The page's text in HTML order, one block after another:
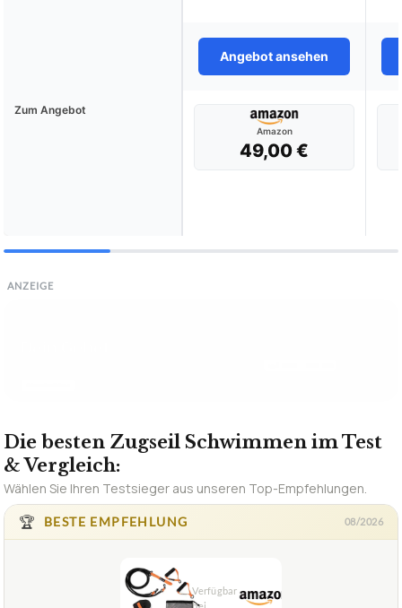
Angebot ansehen
Zum Angebot
Amazon
49,00 €
ANZEIGE